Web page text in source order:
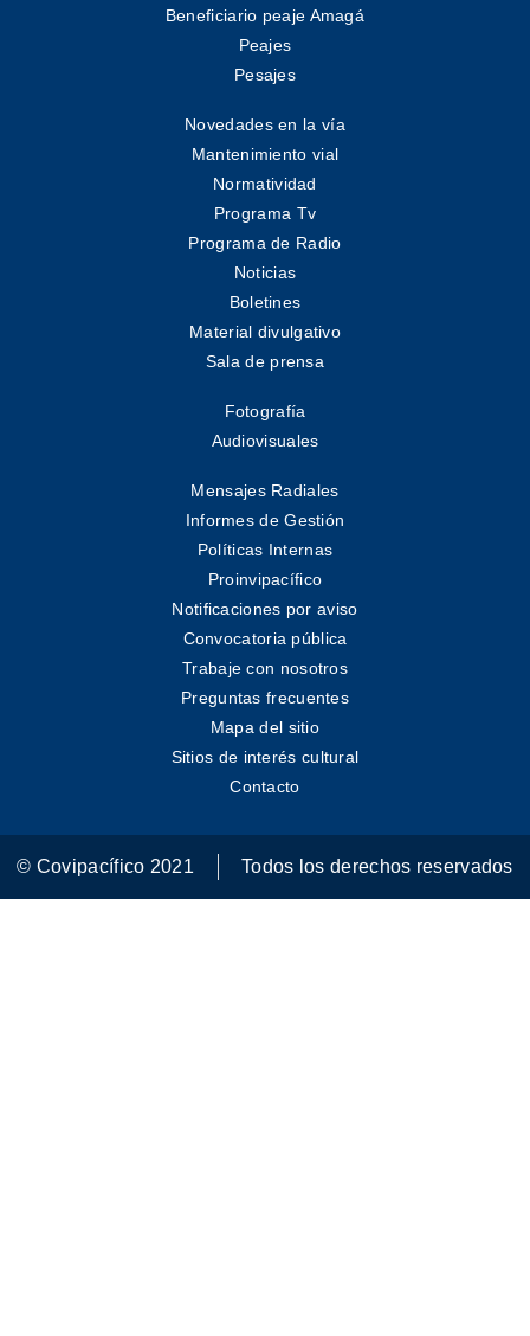
Beneficiario peaje Amagá
Peajes
Pesajes
Novedades en la vía
Mantenimiento vial
Normatividad
Programa Tv
Programa de Radio
Noticias
Boletines
Material divulgativo
Sala de prensa
Fotografía
Audiovisuales
Mensajes Radiales
Informes de Gestión
Políticas Internas
Proinvipacífico
Notificaciones por aviso
Convocatoria pública
Trabaje con nosotros
Preguntas frecuentes
Mapa del sitio
Sitios de interés cultural
Contacto
© Covipacífico 2021 Todos los derechos reservados